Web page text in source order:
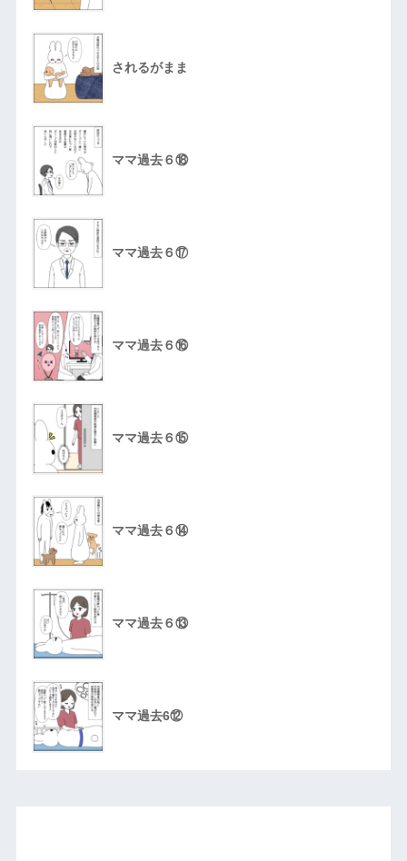
されるがまま
ママ過去６⑱
ママ過去６⑰
ママ過去６⑯
ママ過去６⑮
ママ過去６⑭
ママ過去６⑬
ママ過去6⑫